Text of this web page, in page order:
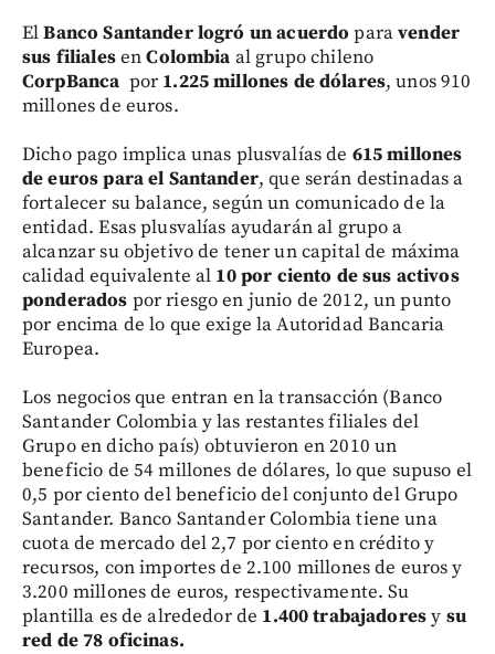
ElBanco Santander logró un acuerdo paravender
sus filialesenColombia al grupo chileno
CorpBanca por 1.225 millones de dólares, unos 910
millones de euros.
Dicho pago implica unas plusvalías de 615 millones
de euros para el Santander, que serán destinadas a
fortalecer su balance, según un comunicado de la
entidad. Esas plusvalías ayudarán al grupo a
alcanzar su objetivo de tener un capital de máxima
calidad equivalente al 10 por ciento de sus activos
ponderados por riesgo en junio de 2012, un punto
por encima de lo que exige la Autoridad Bancaria
Europea.
Los negocios que entran en la transacción (Banco
Santander Colombia y las restantes filiales del
Grupo en dicho país) obtuvieron en 2010 un
beneficio de 54 millones de dólares, lo que supuso el
0,5 por ciento del beneficio del conjunto del Grupo
Santander. Banco Santander Colombia tiene una
cuota de mercado del 2,7 por ciento en crédito y
recursos, con importes de 2.100 millones de euros y
3.200 millones de euros, respectivamente. Su
plantilla es de alrededor de 1.400 trabajadoresy su
red de 78 oficinas.